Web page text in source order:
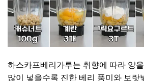
하스카프베리가루는 취향에 따라 양
많이 넣을수록 진한 베리 풍미와 보랏